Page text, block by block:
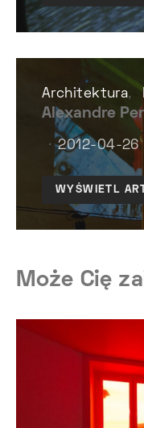
Architektura
Alexandre
2012-04-26
WYŚWIETL
Może Cię